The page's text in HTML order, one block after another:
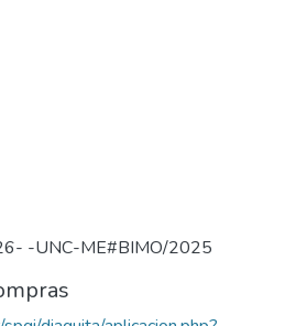
-UNC-ME#BIMO/2025